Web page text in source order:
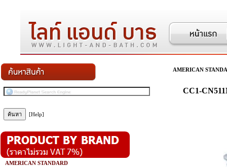
[Help]
AMERICAN STANDARD
AMERICAN
CC1-